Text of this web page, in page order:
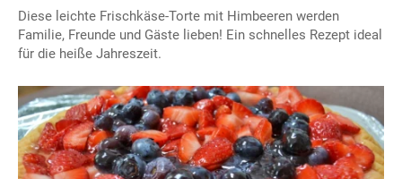
Diese leichte Frischkäse-Torte mit Himbeeren werden
Familie, Freunde und Gäste lieben! Ein schnelles Rezept ideal
für die heiße Jahreszeit.